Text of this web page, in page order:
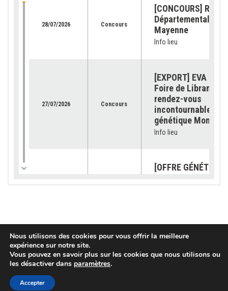
28/07/2026 Concours
[CONCOURS]
Départemental de
Mayenne
Info lieu
27/07/2026 Concours
[EXPORT] EVA
Foire de Libramont
rendez-vous
incontournable
génétique
Info lieu
[OFFRE
03/07/2026 Services
[SUBVENTION] Les
pour les « petits
Nous utilisons des cookies pour vous offrir la meilleure
expérience sur notre site.
Vous pouvez en savoir plus sur les cookies que nous utilisons ou
les désactiver dans paramètres.
Accepter